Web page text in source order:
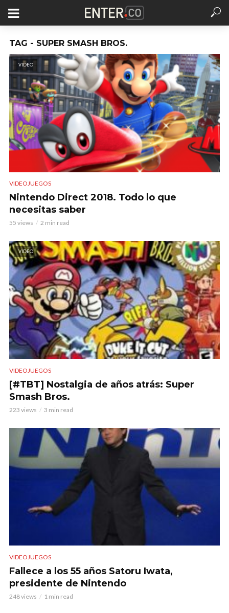
TAG - SUPER SMASH BROS.
VIDEO
VIDEOJUEGOS
Nintendo Direct 2018. Todo lo que
necesitas saber
55 views 2 min read
VIDEO
VIDEOJUEGOS
[#TBT] Nostalgia de años atrás: Super
Smash Bros.
223 views 3 min read
VIDEOJUEGOS
Fallece a los 55 años Satoru Iwata,
presidente de Nintendo
248 views 1 min read